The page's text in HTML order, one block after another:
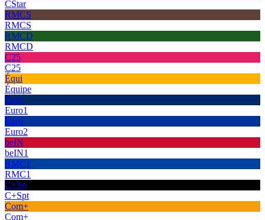
CStar
RMCS
RMCS
RMCD
RMCD
C25
C25
Équi
Équipe
Euro
Euro1
Euro
Euro2
beIN
beIN1
RMC1
RMC1
C+Sp
C+Spt
Com+
Com+